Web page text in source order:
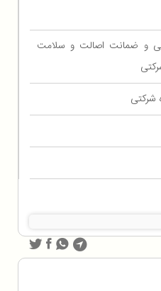
و ضمانت اصالت و سلامت